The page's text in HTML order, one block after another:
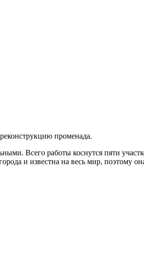
променада.
Всего работы коснутся пяти
и известна на весь мир, поэтому